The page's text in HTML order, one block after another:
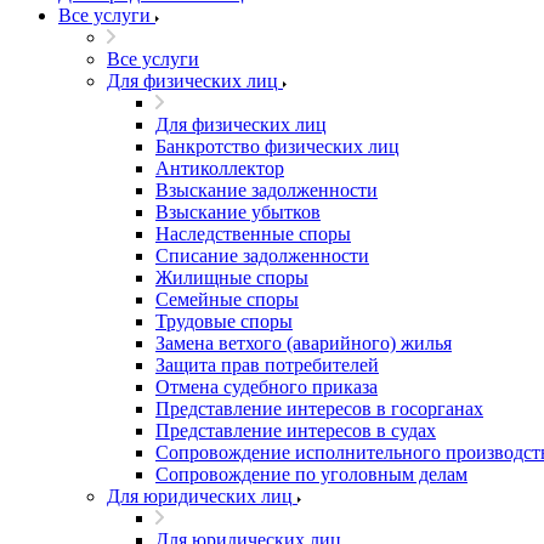
Все услуги
Все услуги
Для физических лиц
Для физических лиц
Банкротство физических лиц
Антиколлектор
Взыскание задолженности
Взыскание убытков
Наследственные споры
Списание задолженности
Жилищные споры
Семейные споры
Трудовые споры
Замена ветхого (аварийного) жилья
Защита прав потребителей
Отмена судебного приказа
Представление интересов в госорганах
Представление интересов в судах
Сопровождение исполнительного
Сопровождение по уголовным делам
Для юридических лиц
Для юридических лиц